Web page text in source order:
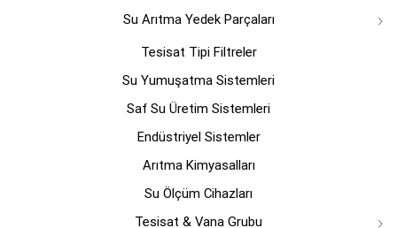
Su Arıtma Yedek Parçaları
Tesisat Tipi Filtreler
Su Yumuşatma Sistemleri
Saf Su Üretim Sistemleri
Endüstriyel Sistemler
Arıtma Kimyasalları
Su Ölçüm Cihazları
Tesisat & Vana Grubu